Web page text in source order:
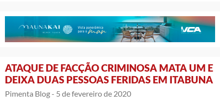
ATAQUE DE FACÇÃO CRIMINOSA MATA UM E
DEIXA DUAS PESSOAS FERIDAS EM ITABUNA
Pimenta Blog - 5 de fevereiro de 2020